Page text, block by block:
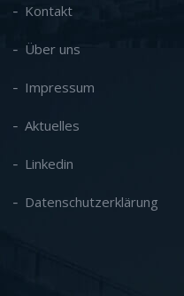
Kontakt
Über uns
Impressum
Aktuelles
Linkedin
Datenschutzerklärung